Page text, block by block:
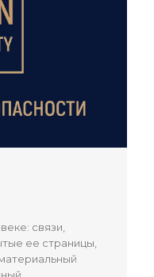
связи,
ее страницы,